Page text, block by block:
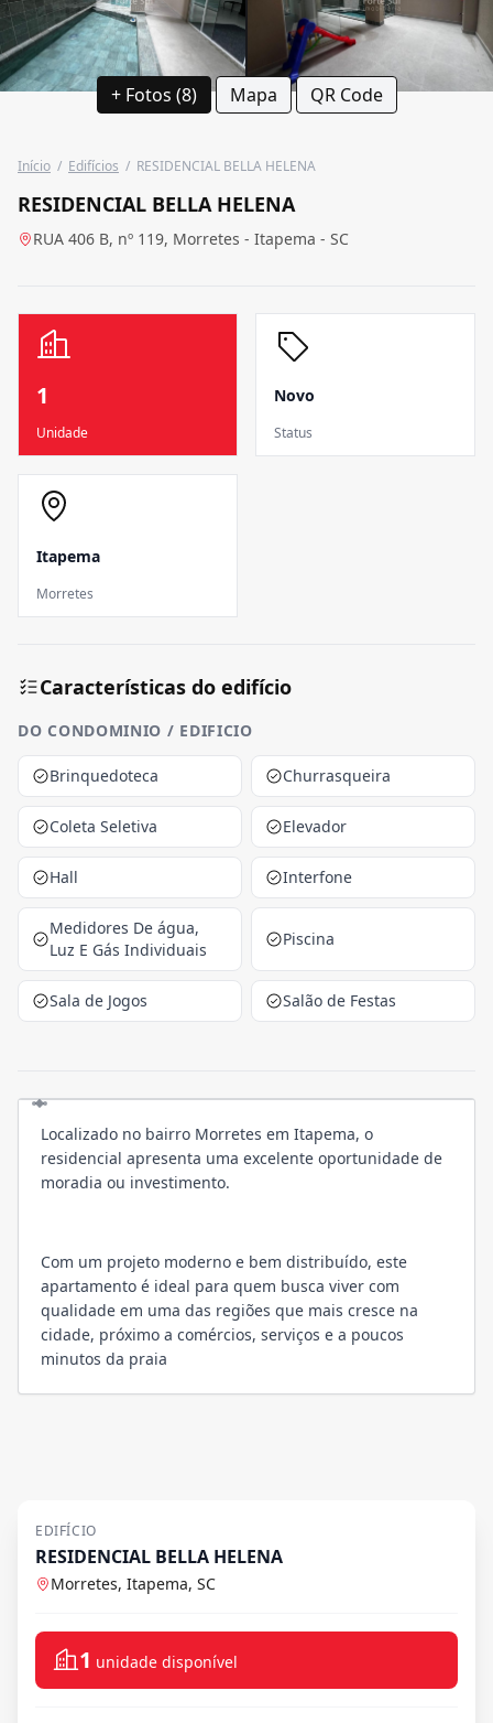
+ Fotos (8) Mapa QR Code
Início / Edifícios / RESIDENCIAL BELLA HELENA
RESIDENCIAL BELLA HELENA
RUA 406 B, nº 119, Morretes - Itapema - SC
1
Unidade
Novo
Status
Itapema
Morretes
Características do edifício
DO CONDOMINIO / EDIFICIO
Brinquedoteca Churrasqueira
Coleta Seletiva Elevador
Hall Interfone
Medidores De água,
Luz E Gás Individuais
Piscina
Sala de Jogos Salão de Festas
Localizado no bairro Morretes em Itapema, o
residencial apresenta uma excelente oportunidade de
moradia ou investimento.
Com um projeto moderno e bem distribuído, este
apartamento é ideal para quem busca viver com
qualidade em uma das regiões que mais cresce na
cidade, próximo a comércios, serviços e a poucos
minutos da praia
EDIFÍCIO
RESIDENCIAL BELLA HELENA
Morretes, Itapema, SC
1 unidade disponível